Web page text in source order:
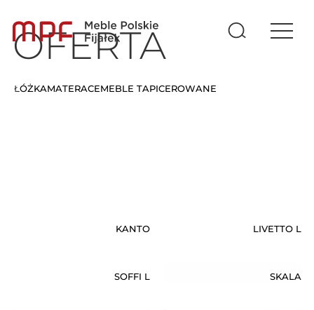
OFERTA
ŁÓŻKAMATERACEMEBLE TAPICEROWANE
KANTO LIVETTO L
SOFFI L SKALA